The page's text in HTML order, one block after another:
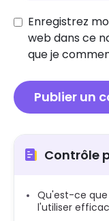
Enregistrez
web dans ce
que je
Contrôle
Qu'est-ce
l'utiliser